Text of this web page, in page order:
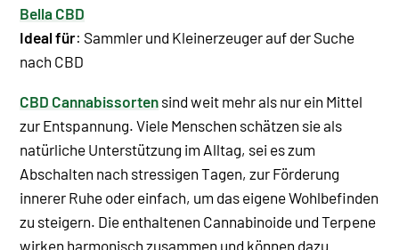
Bella CBD
Ideal für: Sammler und Kleinerzeuger auf der Suche
nach CBD
CBD Cannabissorten sind weit mehr als nur ein Mittel
zur Entspannung. Viele Menschen schätzen sie als
natürliche Unterstützung im Alltag, sei es zum
Abschalten nach stressigen Tagen, zur Förderung
innerer Ruhe oder einfach, um das eigene Wohlbefinden
zu steigern. Die enthaltenen Cannabinoide und Terpene
wirken harmonisch zusammen und können dazu